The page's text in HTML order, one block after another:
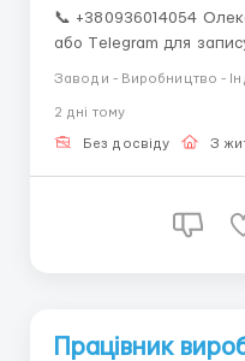
📞 +380936014054
або Telegram для
Працівник
EUR нетто базово Після 3 міс. іспит → до 1100 EUR
нетто Додаткові
Заводи - Виробництво -
2 днi тому
Без досвіду З
Працівник